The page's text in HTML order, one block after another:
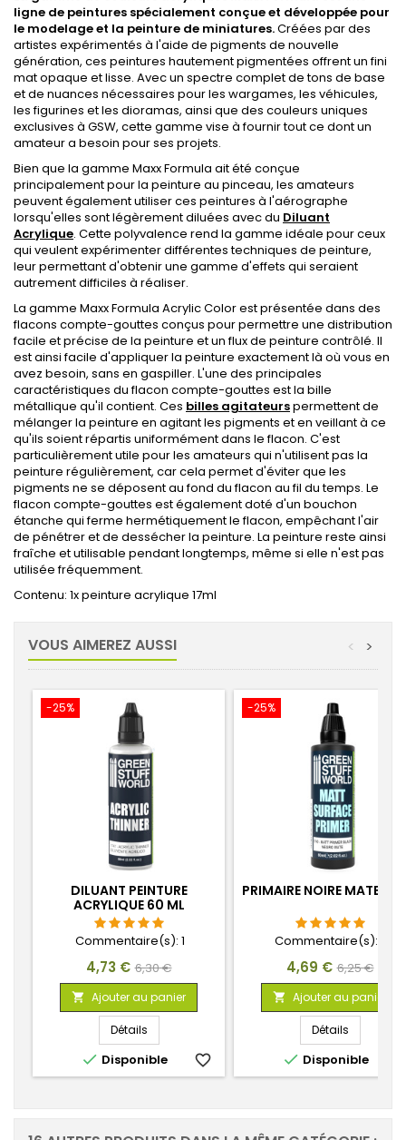
ligne de peintures spécialement conçue et développée pour
le modelage et la peinture de miniatures.Créées par des
artistes expérimentés à l'aide de pigments de nouvelle
génération, ces peintures hautement pigmentées offrent un fini
mat opaque et lisse. Avec un spectre complet de tons de base
et de nuances nécessaires pour les wargames, les véhicules,
les figurines et les dioramas, ainsi que des couleurs uniques
exclusives à GSW, cette gamme vise à fournir tout ce dont un
amateur a besoin pour ses projets.
Bien que la gamme Maxx Formula ait été conçue
principalement pour la peinture au pinceau, les amateurs
peuvent également utiliser ces peintures à l'aérographe
lorsqu'elles sont légèrement diluées avec du Diluant
Acrylique. Cette polyvalence rend la gamme idéale pour ceux
qui veulent expérimenter différentes techniques de peinture,
leur permettant d'obtenir une gamme d'effets qui seraient
autrement difficiles à réaliser.
La gamme Maxx Formula Acrylic Color est présentée dans des
flacons compte-gouttes conçus pour permettre une distribution
facile et précise de la peinture et un flux de peinture contrôlé. Il
est ainsi facile d'appliquer la peinture exactement là où vous en
avez besoin, sans en gaspiller. L'une des principales
caractéristiques du flacon compte-gouttes est la bille
métallique qu'il contient. Ces billes agitateurspermettent de
mélanger la peinture en agitant les pigments et en veillant à ce
qu'ils soient répartis uniformément dans le flacon. C'est
particulièrement utile pour les amateurs qui n'utilisent pas la
peinture régulièrement, car cela permet d'éviter que les
pigments ne se déposent au fond du flacon au fil du temps. Le
flacon compte-gouttes est également doté d'un bouchon
étanche qui ferme hermétiquement le flacon, empêchant l'air
de pénétrer et de dessécher la peinture. La peinture reste ainsi
fraîche et utilisable pendant longtemps, même si elle n'est pas
utilisée fréquemment.
Contenu: 1x peinture acrylique 17ml
VOUS AIMEREZ AUSSI >
<
-25%
DILUANT PEINTURE
ACRYLIQUE 60 ML
Commentaire(s): 1
Prix
4,73 € Prix
de
base
6,30 €
 Ajouter au panier
Détails
 Disponible favorite_border
-25%
PRIMAIRE NOIRE MATE
Commentaire(s):
Prix
4,69 € Prix
de
base
6,25 €
 Ajouter au panier
Détails
 Disponible